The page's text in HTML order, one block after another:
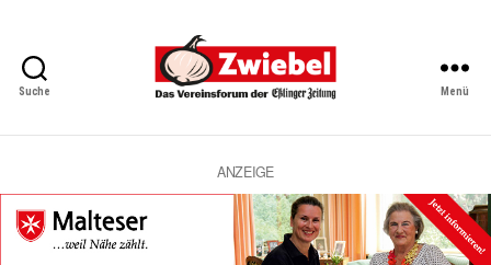
Suche
Vereinsforum
Eßlinger
Zeitung
Menü
ANZEIGE